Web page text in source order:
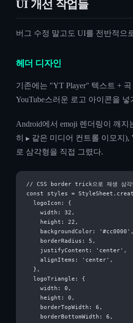
UI 개선 작업들
버그 수정 말고도 UI를 전반적으
헤더 디자인
기존에는 "YT Player" 텍스트 +
YouTube스러운 로고 아이콘을 넣
Android에서 emoji 렌더링이 깨지
히 ▶ 같은 미디어 컨트롤 이모지),
로 삼각형을 직접 그렸다.
// CSS border trick으로 재생 삼각
const styles =
  logoIcon: {
    width: 32,
    height: 22,
backgroundColor:
    borderRadius: 5,
    justifyContent: 'center',
    alignItems: 'center',
  },
  logoTriangle: {
    width: 0,
    height: 0,
    borderTopWidth: 6,
    borderBottomWidth: 6,